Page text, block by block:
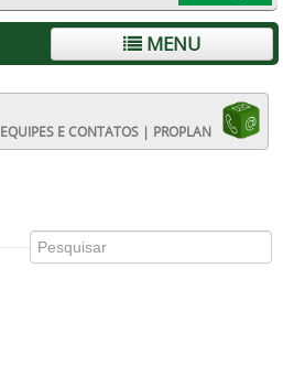
MENU
EQUIPES E CONTATOS | PROPLAN